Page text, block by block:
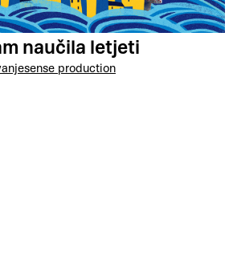
naučila letjeti
sense production